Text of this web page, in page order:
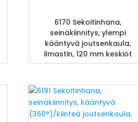
6170 Sekoitinhana,
seinäkiinnitys, ylempi
kääntyvä joutsenkaula,
ilmastin, 120 mm keskiöt